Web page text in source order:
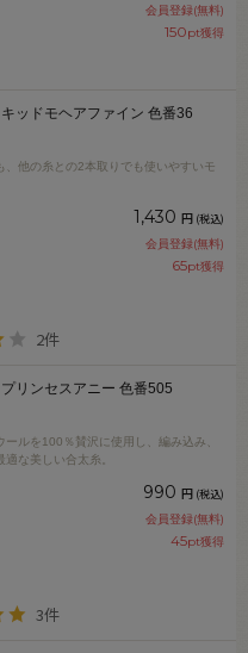
会員登録(無料)
150pt獲得
ッドモヘアファイン 色番36
、他の糸との2本取りでも使いやすいモ
1,430 円 (税込)
会員登録(無料)
65pt獲得
2件
リンセスアニー 色番505
ールを100％賛沢に使用し、編み込み、
な美しい合太糸。
990 円 (税込)
会員登録(無料)
45pt獲得
3件